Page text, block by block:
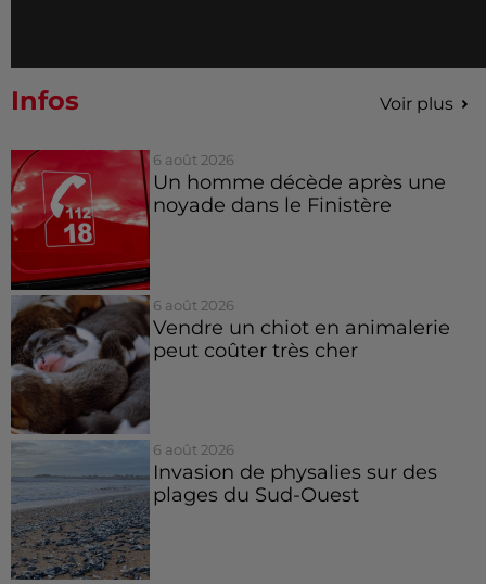
Infos Voir plus
6 août 2026
Un homme décède après une
noyade dans le Finistère
6 août 2026
Vendre un chiot en animalerie
peut coûter très cher
6 août 2026
Invasion de physalies sur des
plages du Sud-Ouest